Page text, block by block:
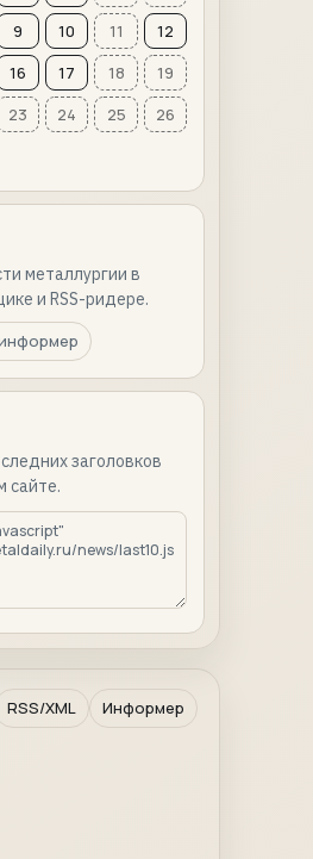
9 10 11
12
16 17 18
19
23 24 25
26
металлургии в
и RSS-ридере.
заголовков
сайте.
RSS/XML Информер